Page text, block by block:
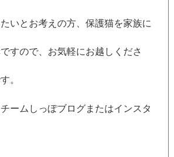
いとお考えの方、保護猫を家族に
すので、お気軽にお越しくださ
。
ームしっぽブログまたはインスタ